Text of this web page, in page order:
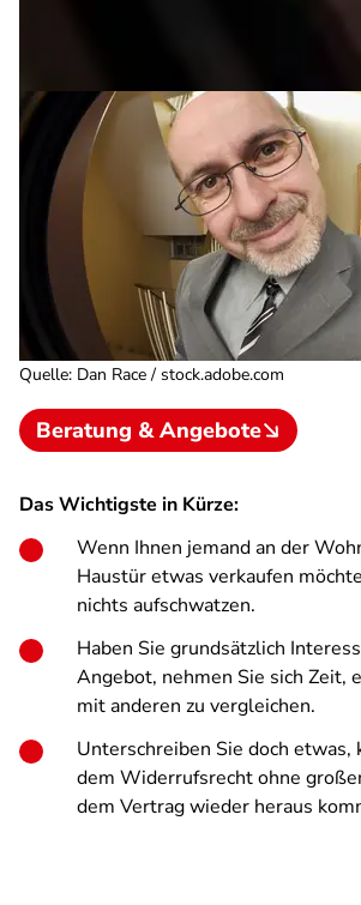
Quelle: Dan Race / stock.adobe.com
Beratung & Angebote
Das Wichtigste in Kürze:
Wenn Ihnen jemand an der
Haustür etwas verkaufen
nichts aufschwatzen.
Haben Sie grundsätzlich
Angebot, nehmen Sie sich Zeit,
mit anderen zu vergleichen.
Unterschreiben Sie doch etwas,
dem Widerrufsrecht ohne
dem Vertrag wieder heraus